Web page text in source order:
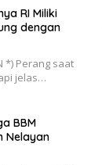
RI Miliki
dengan
*) Perang saat
jelas…
BBM
Nelayan